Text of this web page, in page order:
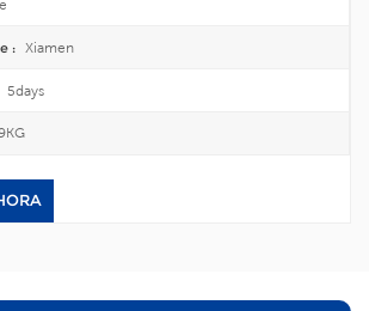
: Xiamen
5days